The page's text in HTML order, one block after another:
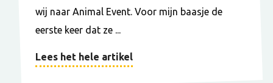
wij naar Animal Event. Voor mijn baasje de
eerste keer dat ze ...
Lees het hele artikel